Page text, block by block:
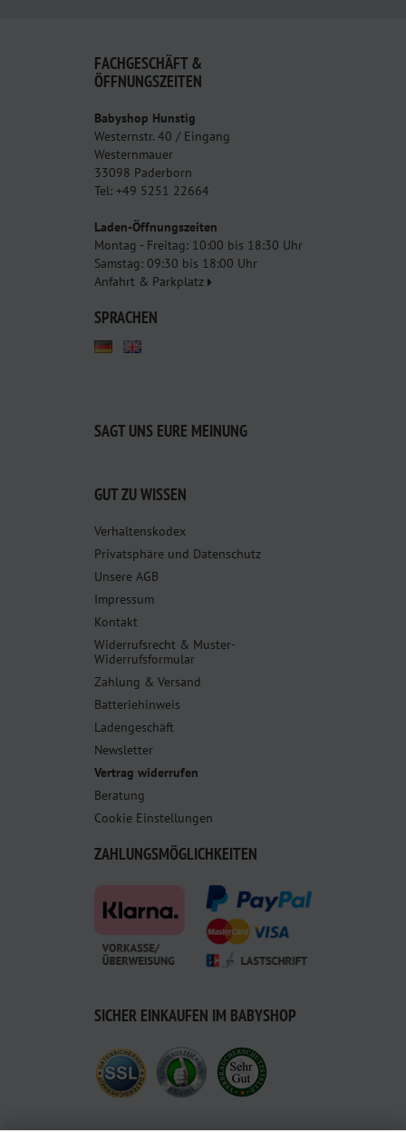
FACHGESCHÄFT &
ÖFFNUNGSZEITEN
Babyshop Hunstig
Westernstr. 40 / Eingang
Westernmauer
33098 Paderborn
Tel: +49 5251 22664
Laden-Öffnungszeiten
Montag - Freitag: 10:00 bis 18:30 Uhr
Samstag: 09:30 bis 18:00 Uhr
Anfahrt & Parkplatz
SPRACHEN
SAGT UNS EURE MEINUNG
GUT ZU WISSEN
Verhaltenskodex
Privatsphäre und Datenschutz
Unsere AGB
Impressum
Kontakt
Widerrufsrecht & Muster-
Widerrufsformular
Zahlung & Versand
Batteriehinweis
Ladengeschäft
Newsletter
Vertrag widerrufen
Beratung
Cookie Einstellungen
ZAHLUNGSMÖGLICHKEITEN
SICHER EINKAUFEN IM BABYSHOP